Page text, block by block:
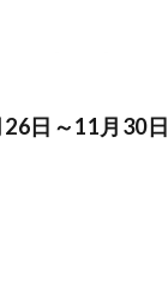
日～11月30日